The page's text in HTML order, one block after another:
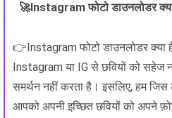
🚀Instagram फोटो डाउनलोडर
👉Instagram फोटो डाउनलोडर क्या
Instagram या IG से छवियों को सहेज
समर्थन नहीं करता है। इसलिए, हम
आपको अपनी इच्छित छवियों को अपने